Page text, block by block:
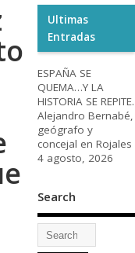
Ultimas
Entradas
ESPAÑA SE
QUEMA…Y LA
HISTORIA SE REPITE.
Alejandro Bernabé,
geógrafo y
concejal en Rojales
4 agosto, 2026
Search